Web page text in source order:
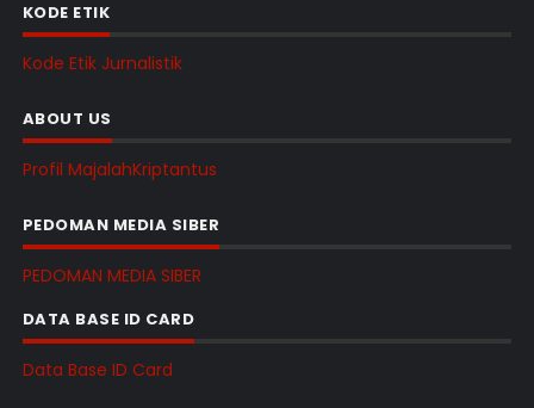
KODE ETIK
Kode Etik Jurnalistik
ABOUT US
Profil MajalahKriptantus
PEDOMAN MEDIA SIBER
PEDOMAN MEDIA SIBER
DATA BASE ID CARD
Data Base ID Card